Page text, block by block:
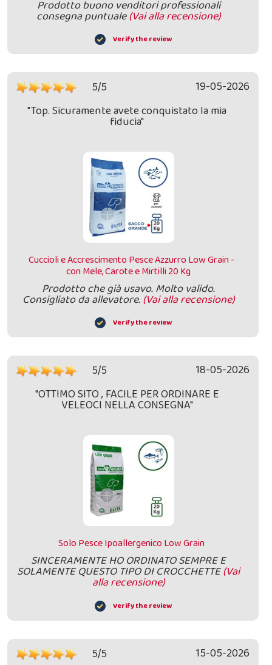
Prodotto buono venditori professionali
consegna puntuale(Vai alla recensione)
Verify the review
5/5
19-05-2026
"Top. Sicuramente avete conquistato la mia
fiducia"
Cuccioli e Accrescimento Pesce Azzurro Low Grain -
con Mele, Carote e Mirtilli 20 Kg
Prodotto che già usavo. Molto valido.
Consigliato da allevatore.(Vai alla recensione)
Verify the review
5/5
18-05-2026
"OTTIMO SITO , FACILE PER ORDINARE E
VELEOCI NELLA CONSEGNA"
Solo Pesce Ipoallergenico Low Grain
SINCERAMENTE HO ORDINATO SEMPRE E
SOLAMENTE QUESTO TIPO DI CROCCHETTE(Vai
alla recensione)
Verify the review
5/5
15-05-2026